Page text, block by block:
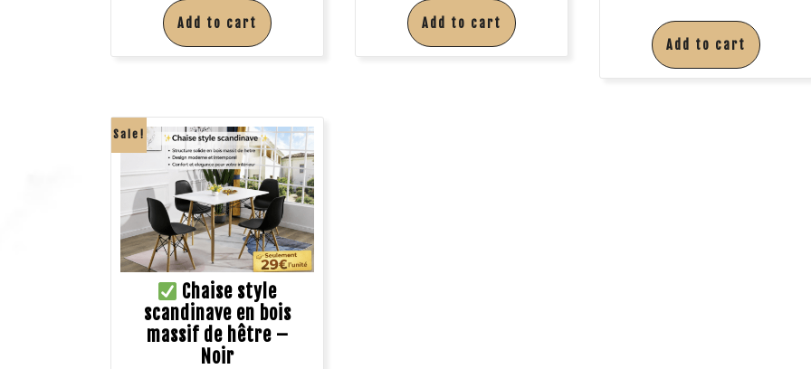
Add to cart Add to cart
Add to cart
Sale!
Chaise style
scandinave en bois
massif de hêtre –
Noir